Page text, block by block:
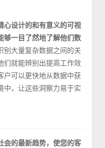
心设计的和有意义的可视
够一目了然地了解他们数
别大量复杂数据之间的关
们就能辨别出提高工作效
户可以更快地从数据中获
中，让这些洞察力易于实
会的最新趋势，使您的客